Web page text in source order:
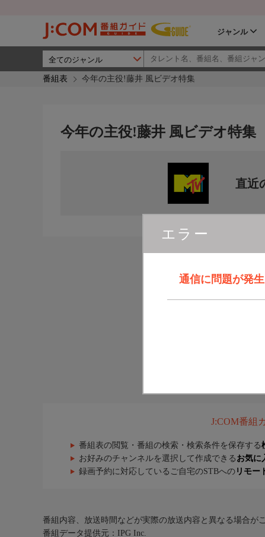
ジャンル
番組表 今年の主役!藤井 風ビデオ特集
エラー
通信に問題が発
今年の主役!藤井 風ビデオ特集
直近
J:COM番組
番組表の閲覧・番組の検索・検索条件を保存する
お好みのチャンネルを選択して作成できる お気に
録画予約に対応しているご自宅のSTBへの リモー
番組内容、放送時間などが実際の放送内容と異なる場合が
番組データ提供元：IPG Inc.